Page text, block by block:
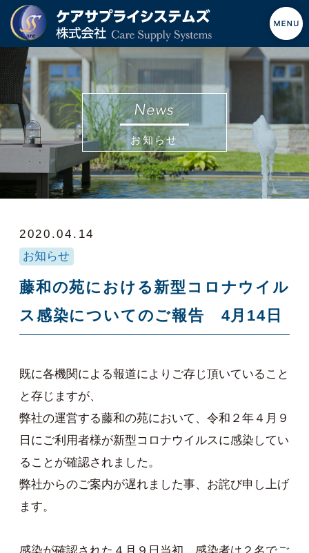
お知らせ
2020.04.14
お知らせ
藤和の苑における新型コロナウイル
ス感染についてのご報告 4月14日
既に各機関による報道によりご存じ頂いていること
と存じますが、
弊社の運営する藤和の苑において、令和２年４月９
日にご利用者様が新型コロナウイルスに感染してい
ることが確認されました。
弊社からのご案内が遅れました事、お詫び申し上げ
ます。